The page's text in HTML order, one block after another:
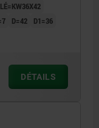
D=42 D1=36
DÉTAILS